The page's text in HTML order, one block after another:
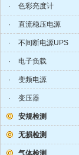
· 色彩亮度计
· 直流稳压电源
· 不间断电源UPS
· 电子负载
· 变频电源
· 变压器
安规检测
无损检测
气体检测